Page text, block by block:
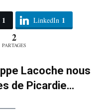
1 LinkedIn 1
2
PARTAGES
Lacoche nous
de Picardie…